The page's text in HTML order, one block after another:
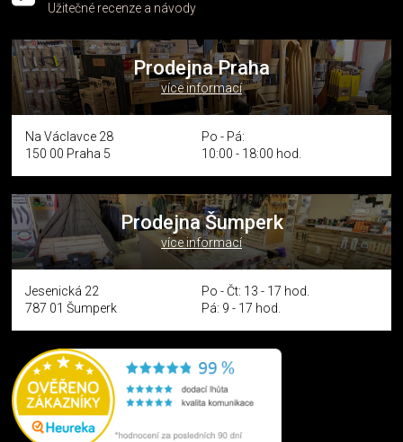
Užitečné recenze a návody
Prodejna Praha
více informací
Na Václavce 28
150 00 Praha 5
Po - Pá:
10:00 - 18:00 hod.
Prodejna Šumperk
více informací
Jesenická 22
787 01 Šumperk
Po - Čt: 13 - 17 hod.
Pá: 9 - 17 hod.